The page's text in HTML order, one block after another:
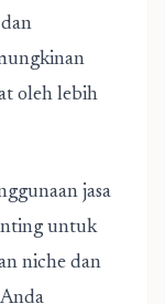
oleh lebih
jasa
untuk
niche dan